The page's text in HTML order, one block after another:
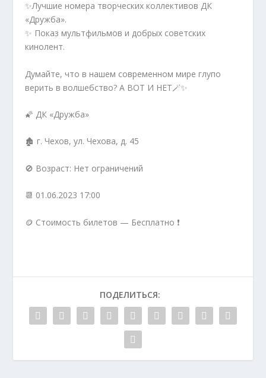
✨Лучшие номера творческих коллективов ДК
«Дружба».
✨ Показ мультфильмов и добрых советских
кинолент.
Думайте, что в нашем современном мире глупо
верить в волшебство? А ВОТ И НЕТ🪄✨
🌠 ДК «Дружба»
🏚 г. Чехов, ул. Чехова, д. 45
🚫 Возраст: Нет ограничений
📆 01.06.2023 17:00
🪙 Стоимость билетов — Бесплатно ❗️
ПОДЕЛИТЬСЯ: